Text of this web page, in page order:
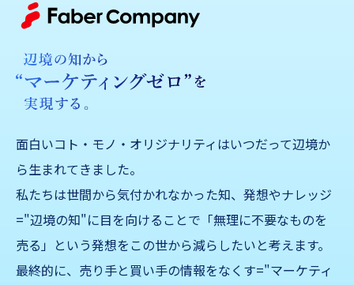
面白いコト・モノ・オリジナリティはいつだって辺境か
ら生まれてきました。
私たちは世間から気付かれなかった知、発想やナレッジ
="辺境の知"に目を向けることで「無理に不要なものを
売る」 という発想をこの世から減らしたいと考えます。
最終的に、売り手と買い手の情報をなくす="マーケティ